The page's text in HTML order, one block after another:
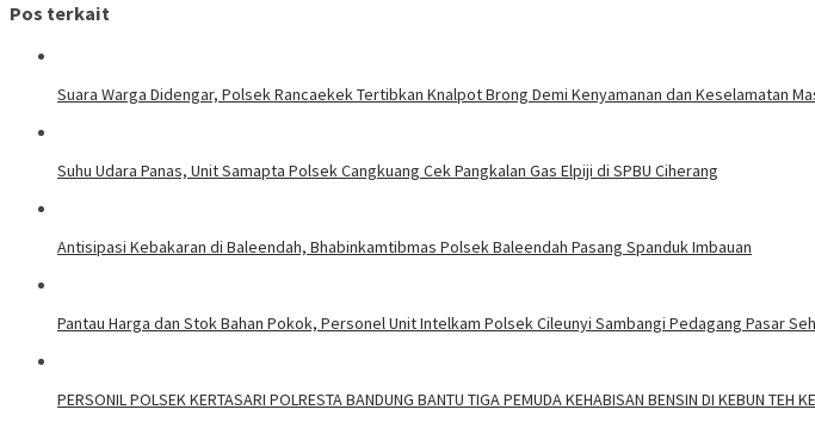
Pos terkait
Suara Warga Didengar, Polsek Rancaekek Tertibkan Knalpot Brong Demi Kenyamanan dan Keselamatan
Suhu Udara Panas, Unit Samapta Polsek Cangkuang Cek Pangkalan Gas Elpiji di SPBU Ciherang
Antisipasi Kebakaran di Baleendah, Bhabinkamtibmas Polsek Baleendah Pasang Spanduk Imbauan
Pantau Harga dan Stok Bahan Pokok, Personel Unit Intelkam Polsek Cileunyi Sambangi Pedagang Pasar
PERSONIL POLSEK KERTASARI POLRESTA BANDUNG BANTU TIGA PEMUDA KEHABISAN BENSIN DI KEBUN TEH